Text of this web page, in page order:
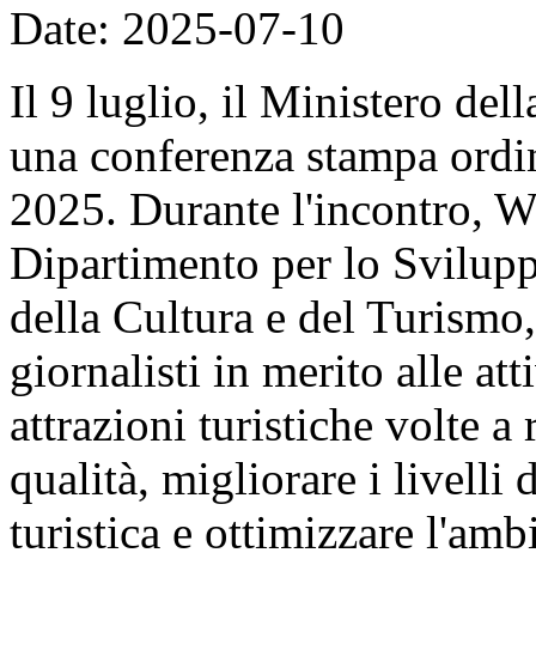
Date: 2025-07-10
Il 9 luglio, il Ministero
una conferenza stampa
2025. Durante l'incontro,
Dipartimento per lo
della Cultura e del
giornalisti in merito alle
attrazioni turistiche volte a
qualità, migliorare i livelli
turistica e ottimizzare